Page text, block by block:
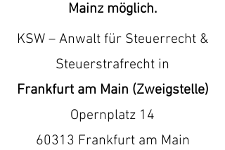
Mainz möglich.
KSW – Anwalt für Steuerrecht &
Steuerstrafrecht in
Frankfurt am Main (Zweigstelle)
Opernplatz 14
60313 Frankfurt am Main